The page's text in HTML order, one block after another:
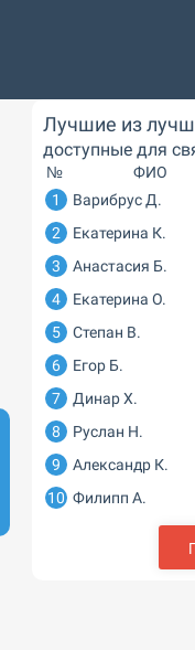
Лучшие из
доступные для
№ ФИО
1
Варибрус Д.
2
Екатерина К.
3
Анастасия Б.
4
Екатерина О.
5
Степан В.
6
Егор Б.
7
Динар Х.
8
Руслан Н.
9
Александр К.
10 Филипп А.